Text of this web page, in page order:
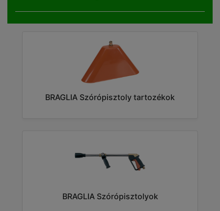
BRAGLIA Szórópisztoly tartozékok
BRAGLIA Szórópisztolyok